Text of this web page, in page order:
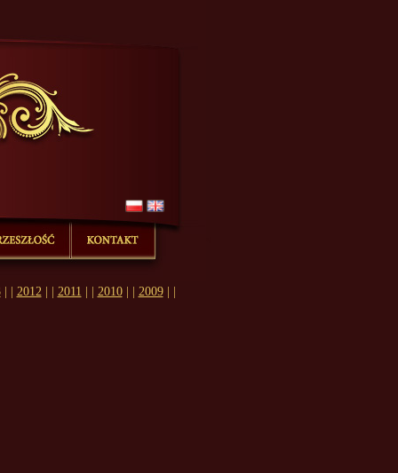
|Championy z naszej hodowli... |Psy na emeryturze...
| | 2012| | 2011 2010| | 2009| |
news, historia, z życia